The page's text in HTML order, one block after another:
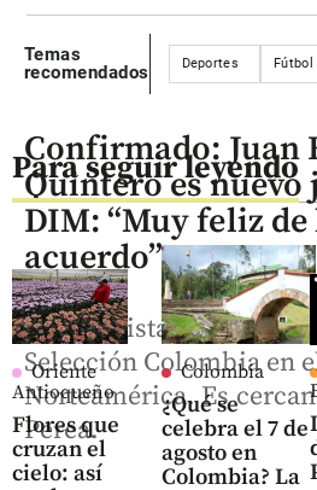
Temas
recomendados
Deportes Fútbol
Para seguir leyendo
Oriente
Antioqueño
Flores que
cruzan el
cielo: así
Colombia
¿Qué se
celebra el 7 de
agosto en
Colombia? La
Confirmado: Juan
Quintero es nuevo
DIM: “Muy feliz
acuerdo”
El futbolista antioqueño
Selección Colombia en
Norteamérica. Es
Perea.